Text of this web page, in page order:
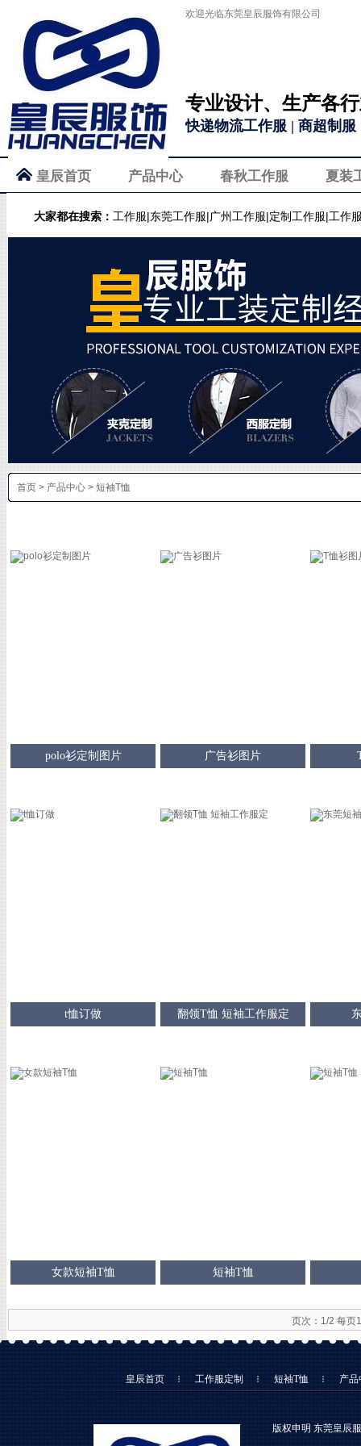
欢迎光临东莞皇辰服饰有限公司
专业设计、生产各
快递物流工作服 | 商超制
皇辰首页 产品中心 春秋工作服 夏装
大家都在搜索： 工作服|东莞工作服|广州工作服|定制工作服|工作
首页 > 产品中心 > 短袖T恤
polo衫定制图片 广告衫图片
t恤订做 翻领T恤 短袖工作服定
女款短袖T恤 短袖T恤
页次：1/2 每
皇辰首页 工作服定制 短袖T恤 产品
版权申明 东莞皇辰